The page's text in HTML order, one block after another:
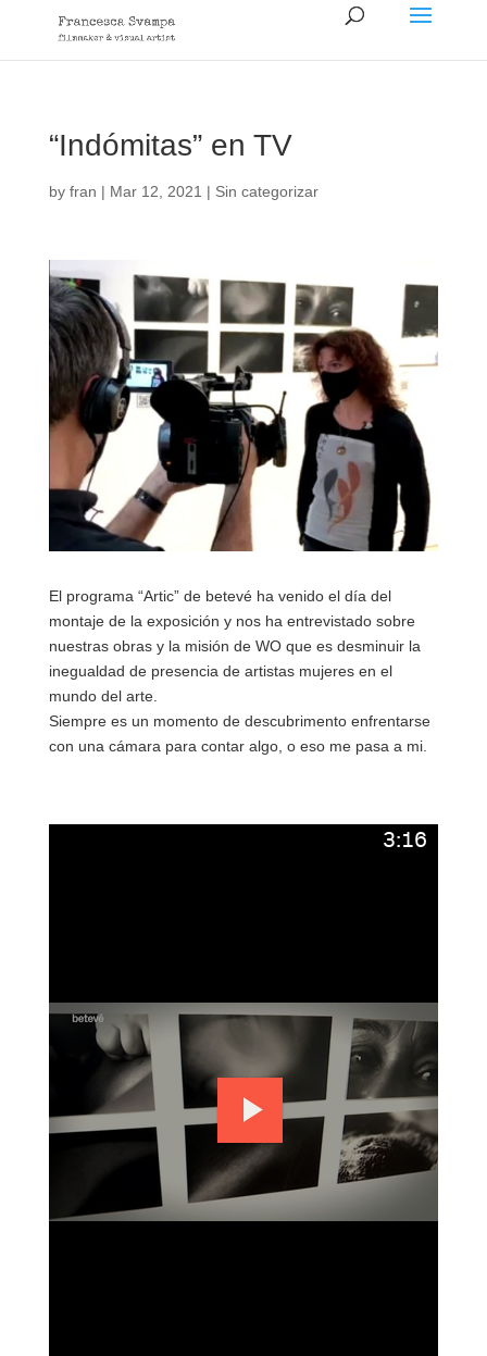
“Indómitas” en TV
by fran | Mar 12, 2021 | Sin categorizar
El programa “Artic” de betevé ha venido el día del
montaje de la exposición y nos ha entrevistado sobre
nuestras obras y la misión de WO que es desminuir la
inegualdad de presencia de artistas mujeres en el
mundo del arte.
Siempre es un momento de descubrimento enfrentarse
con una cámara para contar algo, o eso me pasa a mi.